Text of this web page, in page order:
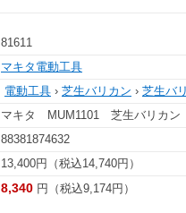
81611
マキタ電動工具
電動工具 › 芝生バリカン › 芝生バ
マキタ MUM1101 芝生バリカン
88381874632
13,400円（税込14,740円）
8,340 円（税込9,174円）